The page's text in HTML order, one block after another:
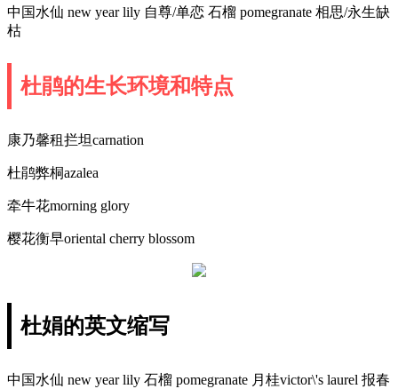
中国水仙 new year lily 自尊/单恋 石榴 pomegranate 相思/永生缺
枯
杜鹃的生长环境和特点
康乃馨租拦坦carnation
杜鹃弊桐azalea
牵牛花morning glory
樱花衡早oriental cherry blossom
杜娟的英文缩写
中国水仙 new year lily 石榴 pomegranate 月桂victor\'s laurel 报春